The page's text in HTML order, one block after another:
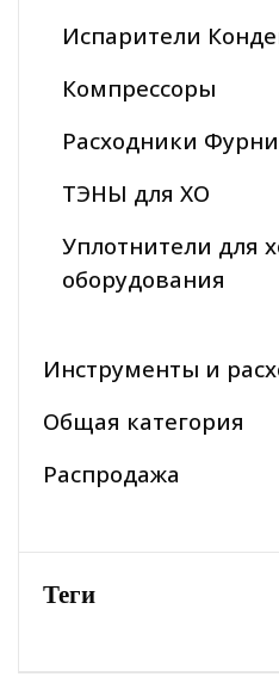
Испарители
Компрессоры
Расходники
ТЭНЫ для ХО
Уплотнители для
оборудования
Инструменты и
Общая категория
Распродажа
Теги